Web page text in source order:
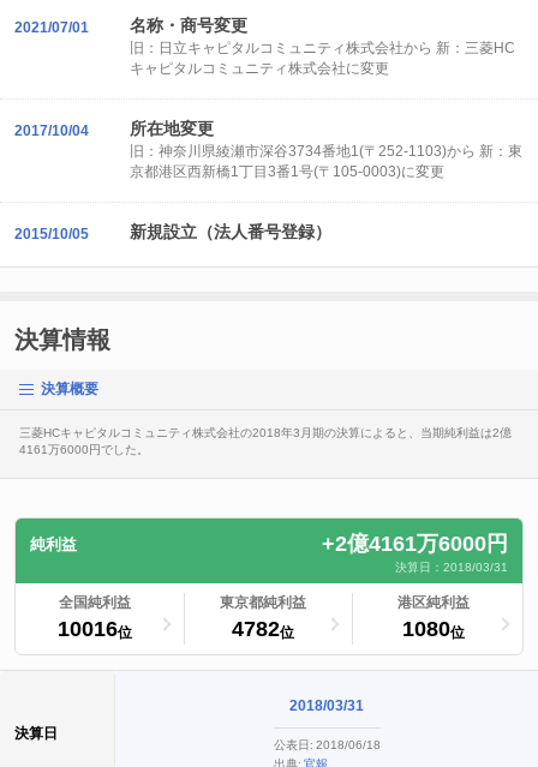
2021/07/01 名称・商号変更
旧：日立キャピタルコミュニティ株式会社から 新：三菱HC
キャピタルコミュニティ株式会社に変更
2017/10/04 所在地変更
旧：神奈川県綾瀬市深谷3734番地1(〒252-1103)から 新：東
京都港区西新橋1丁目3番1号(〒105-0003)に変更
2015/10/05 新規設立（法人番号登録）
決算情報
決算概要
三菱HCキャピタルコミュニティ株式会社の2018年3月期の決算によると、当期純利益は2億
4161万6000円でした。
純利益 +2億4161万6000円
決算日：2018/03/31
全国純利益
10016位
ランキングへ 東京都純利益
4782位
ランキングへ 港区純利益
1080位
ランキングへ
2018/03/31
公表日: 2018/06/18
出典: 官報
決算日